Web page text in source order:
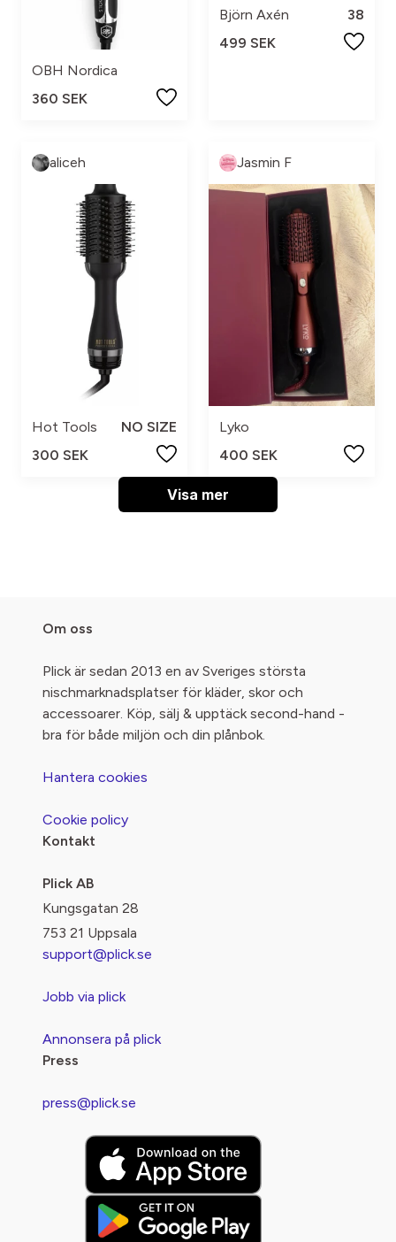
OBH Nordica
360 SEK
Björn Axén
38
499 SEK
aliceh
Hot Tools
NO SIZE
300 SEK
Jasmin F
Lyko
400 SEK
Visa mer
Om oss
Plick är sedan 2013 en av Sveriges största
nischmarknadsplatser för kläder, skor och
accessoarer. Köp, sälj & upptäck second-hand -
bra för både miljön och din plånbok.
Hantera cookies
Cookie policy
Kontakt
Plick AB
Kungsgatan 28
753 21 Uppsala
support@plick.se
Jobb via plick
Annonsera på plick
Press
press@plick.se